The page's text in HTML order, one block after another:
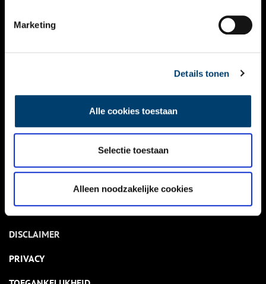
Marketing
Details tonen
Alle cookies toestaan
Selectie toestaan
Alleen noodzakelijke cookies
NIEUWS
KALENDER
ACTIVITEITEN
NIEUWSBRIEF
DISCLAIMER
PRIVACY